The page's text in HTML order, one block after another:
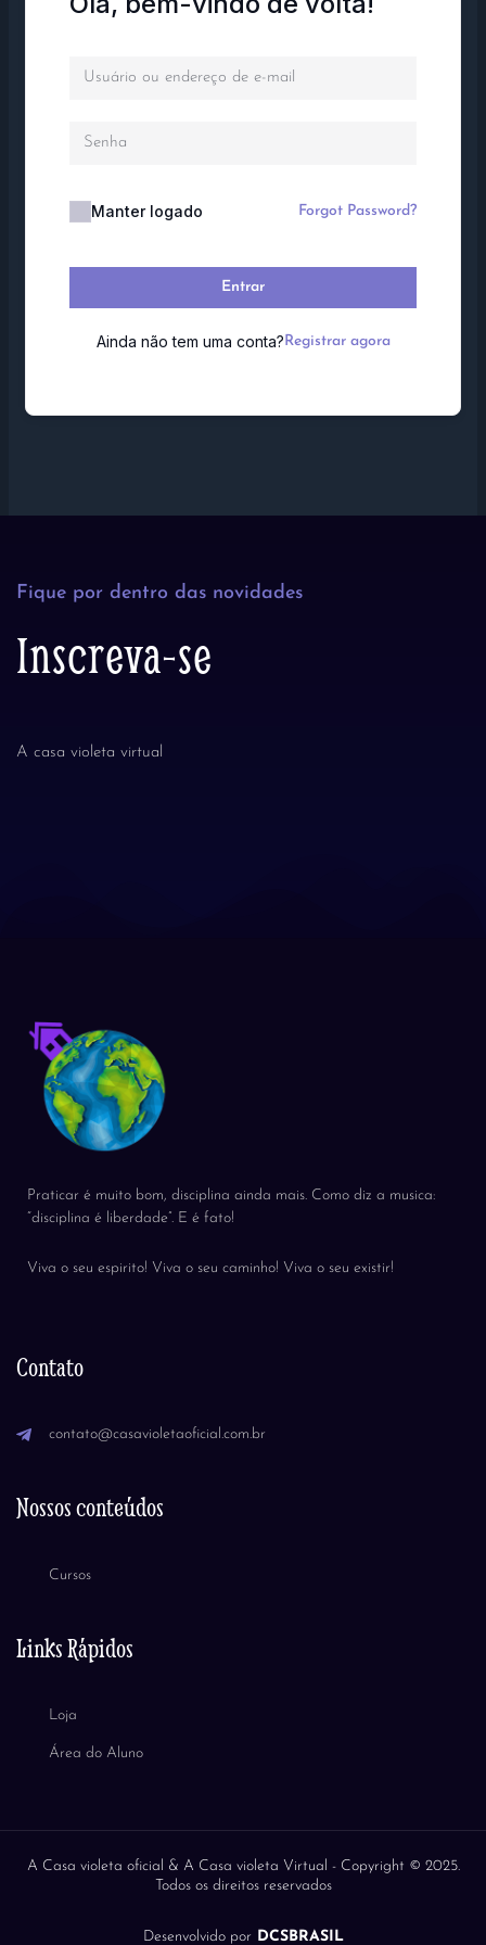
Manter logado Forgot Password?
Entrar
Ainda não tem uma conta? Registrar agora
Fique por dentro das novidades
Inscreva-se
A casa violeta virtual
Praticar é muito bom, disciplina ainda mais. Como diz a musica:
“disciplina é liberdade”. E é fato!
Viva o seu espirito! Viva o seu caminho! Viva o seu existir!
Contato
contato@casavioletaoficial.com.br
Nossos conteúdos
Cursos
Links Rápidos
Loja
Área do Aluno
A Casa violeta oficial & A Casa violeta Virtual - Copyright © 2025.
Todos os direitos reservados
Desenvolvido porDCSBRASIL